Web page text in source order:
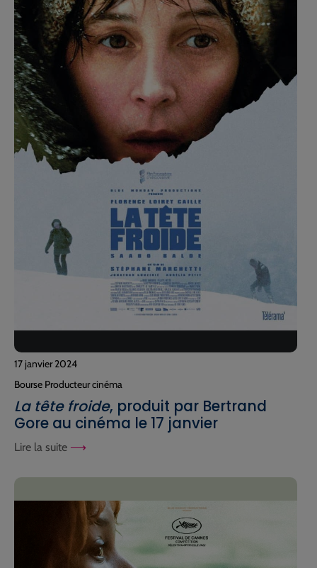
17 janvier 2024
Bourse Producteur cinéma
La tête froide, produit par Bertrand
Gore au cinéma le 17 janvier
Lire la suite